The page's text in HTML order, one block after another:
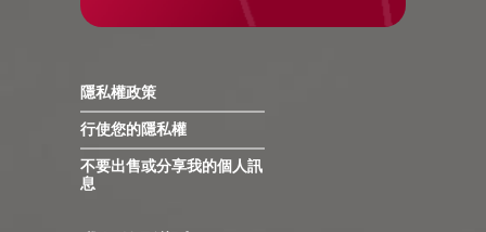
隱私權政策
行使您的隱私權
不要出售或分享我的個人訊
息